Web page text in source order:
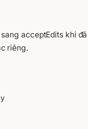
acceptEdits khi
riêng.